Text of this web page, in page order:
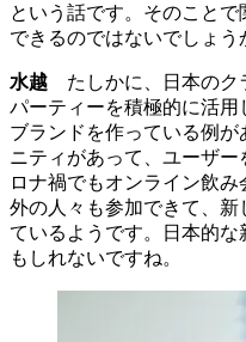
という話です。そのこと
できるのではないでしょう
水越 たしかに、日本のク
パーティーを積極的に活
ブランドを作っている例が
ニティがあって、ユーザ
ロナ禍でもオンライン飲
外の人々も参加できて、
ているようです。日本的
もしれないですね。